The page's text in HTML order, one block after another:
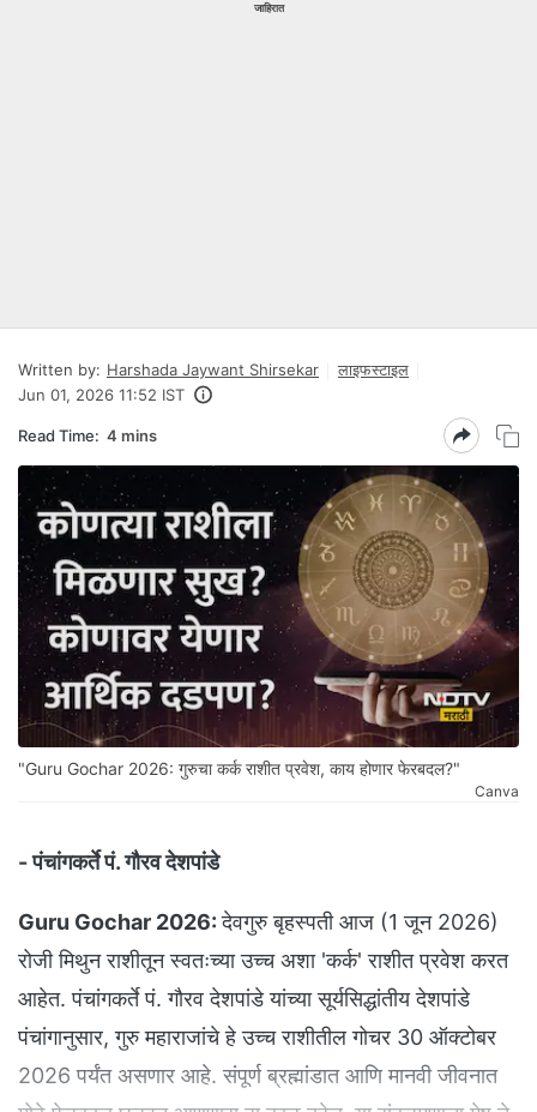
जाहिरात
Written by: Harshada Jaywant Shirsekar
लाइफस्टाइल
Jun 01, 2026 11:52 IST
Read Time: 4 mins
"Guru Gochar 2026: गुरुचा कर्क राशीत प्रवेश, काय होणार फेरबदल?"
Canva
- पंचांगकर्ते पं. गौरव देशपांडे
Guru Gochar 2026:देवगुरु बृहस्पती आज (1 जून 2026)
रोजी मिथुन राशीतून स्वतःच्या उच्च अशा 'कर्क' राशीत प्रवेश करत
आहेत. पंचांगकर्ते पं. गौरव देशपांडे यांच्या सूर्यसिद्धांतीय देशपांडे
पंचांगानुसार, गुरु महाराजांचे हे उच्च राशीतील गोचर 30 ऑक्टोबर
2026 पर्यंत असणार आहे. संपूर्ण ब्रह्मांडात आणि मानवी जीवनात